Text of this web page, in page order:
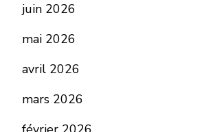
juin 2026
mai 2026
avril 2026
mars 2026